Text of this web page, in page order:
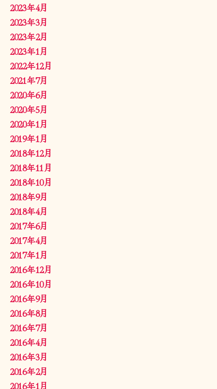
2023年4月
2023年3月
2023年2月
2023年1月
2022年12月
2021年7月
2020年6月
2020年5月
2020年1月
2019年1月
2018年12月
2018年11月
2018年10月
2018年9月
2018年4月
2017年6月
2017年4月
2017年1月
2016年12月
2016年10月
2016年9月
2016年8月
2016年7月
2016年4月
2016年3月
2016年2月
2016年1月